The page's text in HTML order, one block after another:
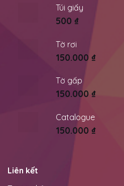
Túi giấy
500 ₫
Tờ rơi
150.000 ₫
Tờ gấp
150.000 ₫
Catalogue
150.000 ₫
Liên kết